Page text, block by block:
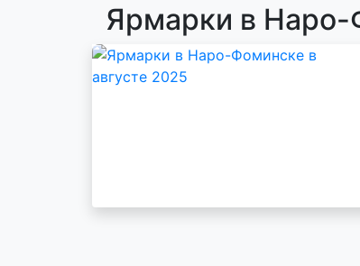
Ярмарки в Наро-